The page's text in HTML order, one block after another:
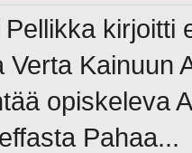
Pellikka kirjoitti
Verta Kainuun
opiskeleva
Pahaa...